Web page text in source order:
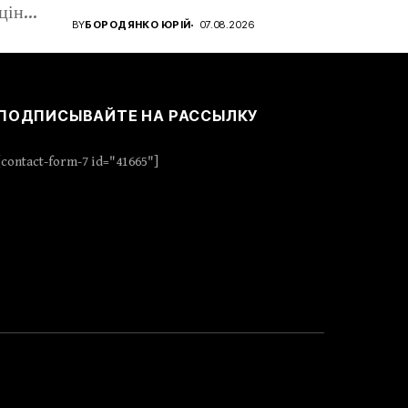
Стрийському парку....
BYБОРОДЯНКО ЮРІЙ 07.08.2026
НА РАССЫЛКУ
[contact-form-7 id="41665"]